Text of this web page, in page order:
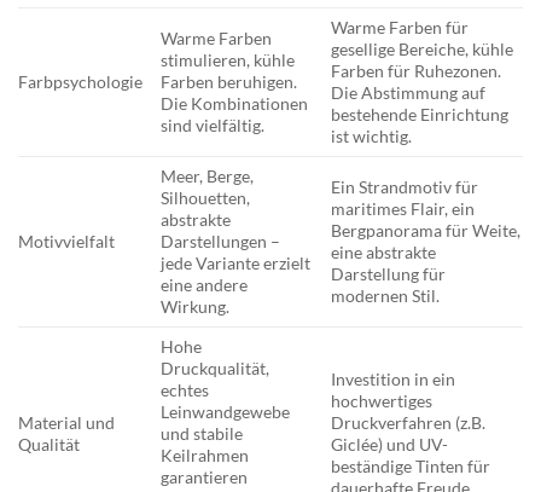
Farbpsychologie
Warme Farben
stimulieren, kühle
Farben beruhigen.
Die Kombinationen
sind vielfältig.
Warme Farben für
gesellige Bereiche, kühle
Farben für Ruhezonen.
Die Abstimmung auf
bestehende Einrichtung
ist wichtig.
Motivvielfalt
Meer, Berge,
Silhouetten,
abstrakte
Darstellungen –
jede Variante erzielt
eine andere
Wirkung.
Ein Strandmotiv für
maritimes Flair, ein
Bergpanorama für Weite,
eine abstrakte
Darstellung für
modernen Stil.
Material und
Qualität
Hohe
Druckqualität,
echtes
Leinwandgewebe
und stabile
Keilrahmen
garantieren
Investition in ein
hochwertiges
Druckverfahren (z.B.
Giclée) und UV-
beständige Tinten für
dauerhafte Freude.